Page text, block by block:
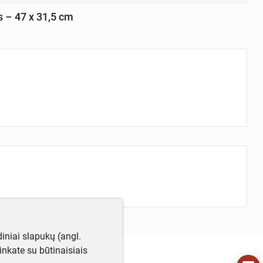
– 47 x 31,5 cm
slapukų (angl.
su būtinaisiais